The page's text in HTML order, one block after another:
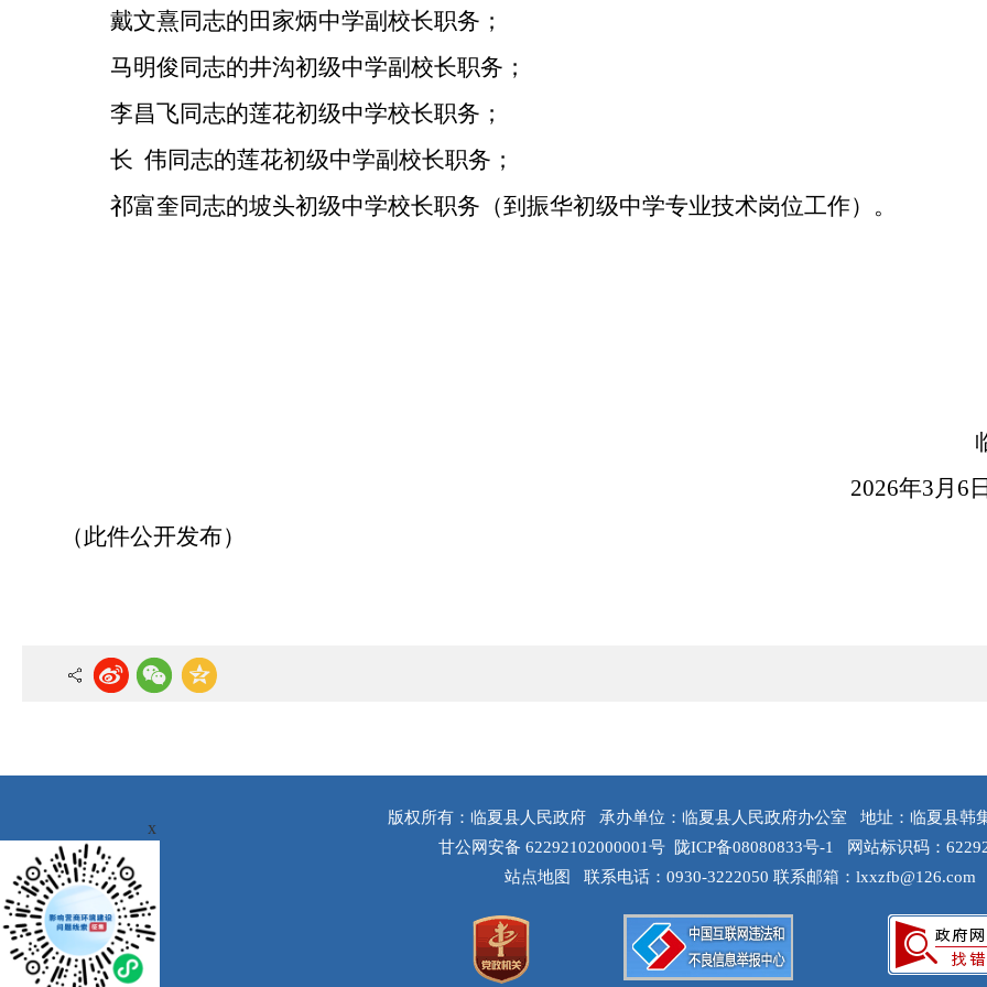
戴文熹同志的田家炳中学副校长职务；
马明俊同志的井沟初级中学副校长职务；
李昌飞同志的莲花初级中学校长职务；
长 伟同志的莲花初级中学副校长职务；
祁富奎同志的坡头初级中学校长职务（到振华初级中学专业技术岗位工作）。
2026年3月 6
（此件公开发布）
版权所有：临夏县人民政府 承办单位：临夏县人民政府办公室
地址：临夏县韩
甘公网安备 62292102000001号
陇ICP备08080833号-1
网站标识码：
站点地图
联系电话：0930-3222050 联系邮箱：lxxzfb@126.com
x